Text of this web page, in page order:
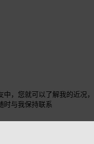
，您就可以了解我的近况，
时与我保持联系